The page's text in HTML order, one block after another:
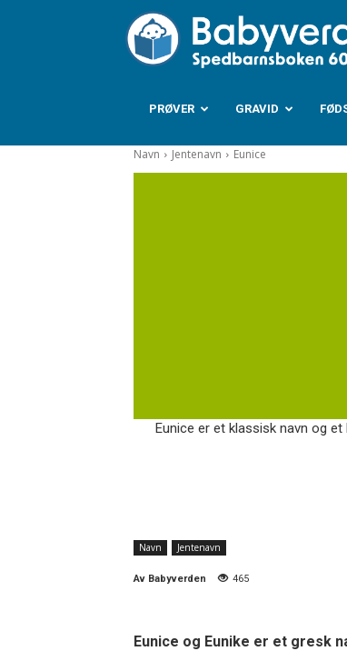
PRØVER GRAVID
Navn Jentenavn Eunice
Eunice er et klassisk navn og et
Navn Jentenavn
Av Babyverden 465
Eunice og Eunike er et gresk